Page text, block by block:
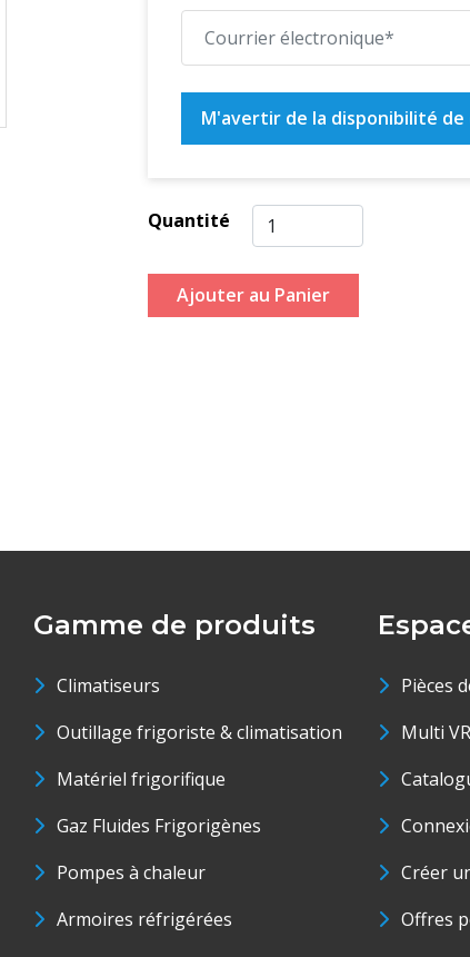
M'avertir de la disponibilité
Quantité
Ajouter au Panier
Gamme de produits
Climatiseurs
Outillage frigoriste & climatisation
Matériel frigorifique
Gaz Fluides Frigorigènes
Pompes à chaleur
Armoires réfrigérées
Pièces
Multi
Créer
Offres